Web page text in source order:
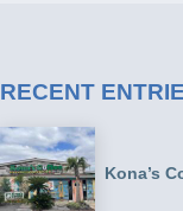
RECENT
Kona’s